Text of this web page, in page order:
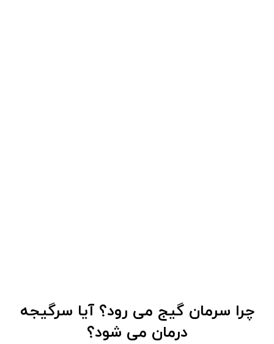
چرا سرمان گیج می رود؟ آیا سرگیجه
درمان می شود؟